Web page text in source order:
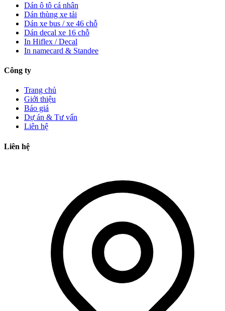
Dán ô tô cá nhân
Dán thùng xe tải
Dán xe bus / xe 46 chỗ
Dán decal xe 16 chỗ
In Hiflex / Decal
In namecard & Standee
Công ty
Trang chủ
Giới thiệu
Báo giá
Dự án & Tư vấn
Liên hệ
Liên hệ